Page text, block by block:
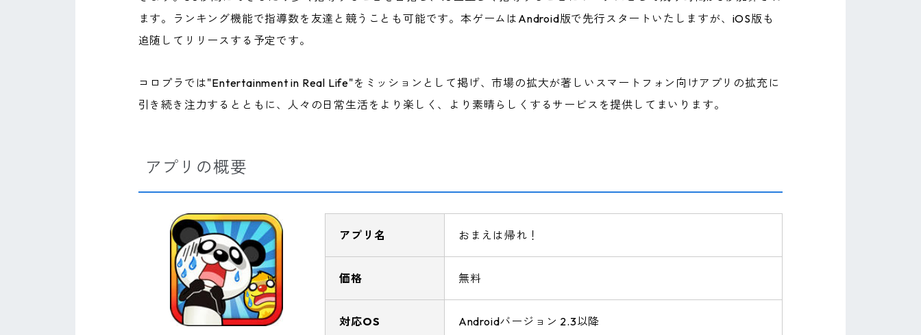
ます。ランキング機能で指導数を友達と競うことも可能です。本ゲームはAndroid版で先行スタートいたしますが、iOS版も
追随してリリースする予定です。
コロプラでは"Entertainment in Real Life"をミッションとして掲げ、市場の拡大が著しいスマートフォン向けアプリの拡充に
引き続き注力するとともに、人々の日常生活をより楽しく、より素晴らしくするサービスを提供してまいります。
アプリの概要
アプリ名 おまえは帰れ！
価格 無料
対応OS Androidバージョン 2.3以降